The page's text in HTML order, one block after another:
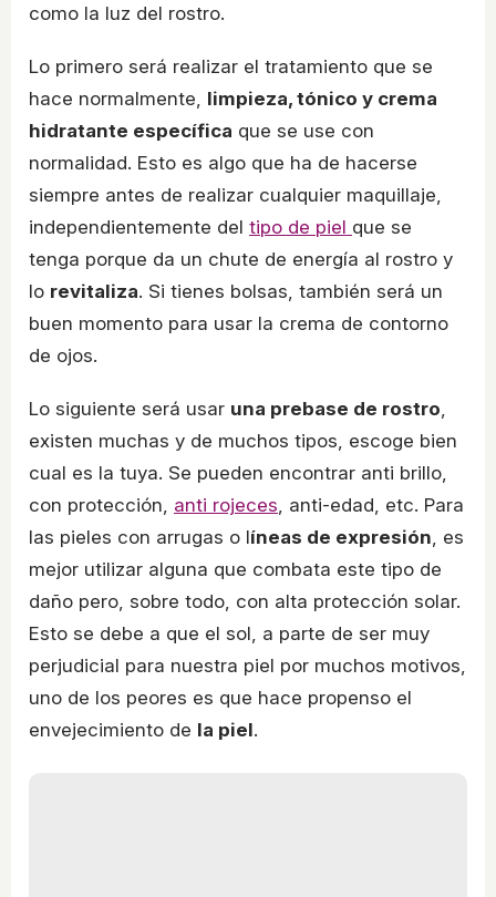
como la luz del rostro.
Lo primero será realizar el tratamiento que se
hace normalmente, limpieza, tónico y crema
hidratante específica que se use con
normalidad. Esto es algo que ha de hacerse
siempre antes de realizar cualquier maquillaje,
independientemente del tipo de piel que se
tenga porque da un chute de energía al rostro y
lo revitaliza. Si tienes bolsas, también será un
buen momento para usar la crema de contorno
de ojos.
Lo siguiente será usar una prebase de rostro
existen muchas y de muchos tipos, escoge bien
cual es la tuya. Se pueden encontrar anti brillo,
con protección, anti rojeces , anti-edad, etc. Para
las pieles con arrugas o líneas de expresión , es
mejor utilizar alguna que combata este tipo de
daño pero, sobre todo, con alta protección solar.
Esto se debe a que el sol, a parte de ser muy
perjudicial para nuestra piel por muchos motivos,
uno de los peores es que hace propenso el
envejecimiento de la piel.